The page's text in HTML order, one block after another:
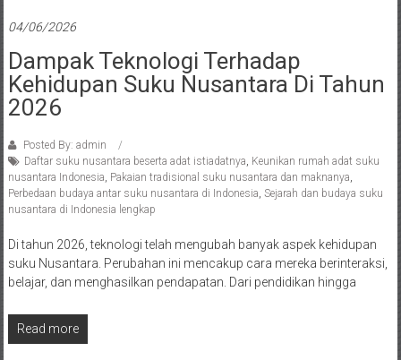
04/06/2026
Dampak Teknologi Terhadap
Kehidupan Suku Nusantara Di Tahun
2026
Posted By: admin
Daftar suku nusantara beserta adat istiadatnya, Keunikan rumah adat suku
nusantara Indonesia, Pakaian tradisional suku nusantara dan maknanya,
Perbedaan budaya antar suku nusantara di Indonesia, Sejarah dan budaya suku
nusantara di Indonesia lengkap
Di tahun 2026, teknologi telah mengubah banyak aspek kehidupan
suku Nusantara. Perubahan ini mencakup cara mereka berinteraksi,
belajar, dan menghasilkan pendapatan. Dari pendidikan hingga
Read more